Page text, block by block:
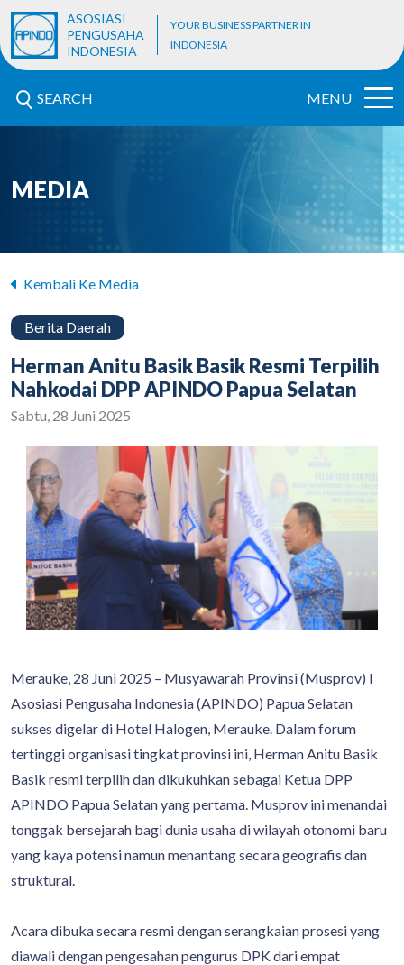
ASOSIASI
PENGUSAHA
INDONESIA
YOUR BUSINESS PARTNER IN
INDONESIA
SEARCH MENU
MEDIA
Kembali Ke Media
Berita Daerah
Herman Anitu Basik Basik Resmi Terpilih
Nahkodai DPP APINDO Papua Selatan
Sabtu, 28 Juni 2025
Merauke, 28 Juni 2025 – Musyawarah Provinsi (Musprov) I
Asosiasi Pengusaha Indonesia (APINDO) Papua Selatan
sukses digelar di Hotel Halogen, Merauke. Dalam forum
tertinggi organisasi tingkat provinsi ini, Herman Anitu Basik
Basik resmi terpilih dan dikukuhkan sebagai Ketua DPP
APINDO Papua Selatan yang pertama. Musprov ini menandai
tonggak bersejarah bagi dunia usaha di wilayah otonomi baru
yang kaya potensi namun menantang secara geografis dan
struktural.
Acara dibuka secara resmi dengan serangkaian prosesi yang
diawali dengan pengesahan pengurus DPK dari empat